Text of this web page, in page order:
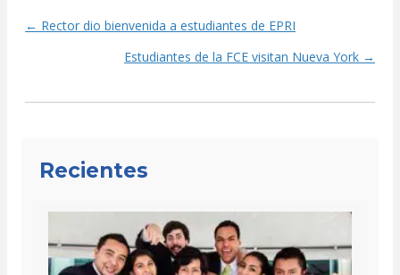
Posts
navigation
← Rector dio bienvenida a estudiantes de EPRI
Estudiantes de la FCE visitan Nueva York →
Recientes